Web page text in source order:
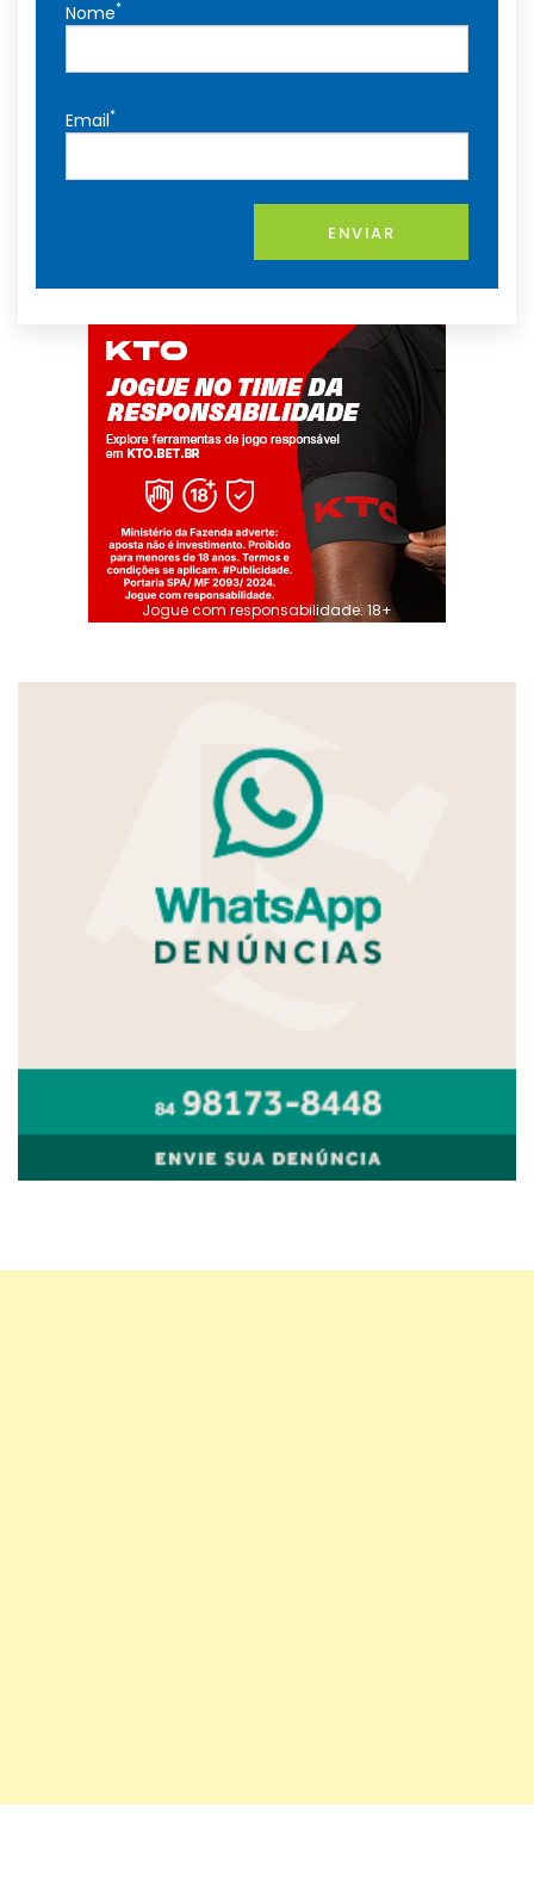
Nome*
Email*
ENVIAR
Jogue com responsabilidade. 18+